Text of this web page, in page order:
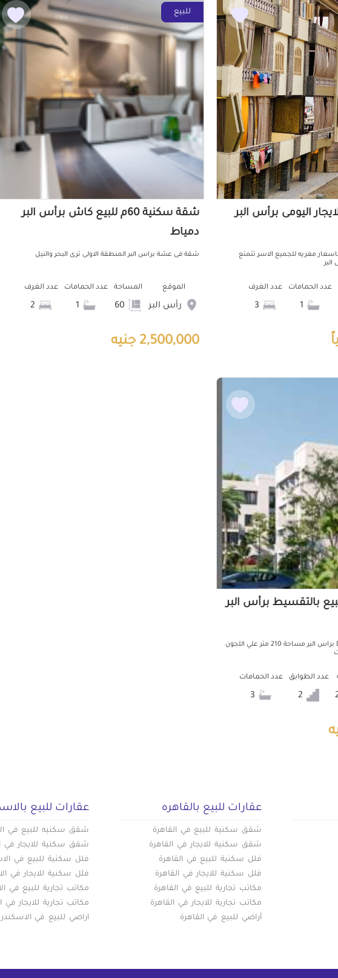
70م للايجار اليومى برأس البر
مغريه للجميع الاسر تتمتع
عدد الحمامات عدد الغرف
للبيع
شقة سكنية 60م للبيع كاش برأس البر
دمياط
شقة فى عشة براس البر المنطقة الاولى ترى البحر والنيل
الموقع
رأس البر
المساحة عدد الحمامات عدد الغرف
2,500,000 جنيه
210م للبيع بالتقسيط برأس البر
امتلك فيلا بكمبوند Doray BAY براس البر مساحة 210 متر علي اللجون
عدد الطوابق عدد الحمامات
عقارات للبيع بالقاهره
شقق سكنية للبيع في القاهرة
شقق سكنية للايجار في القاهرة
فلل سكنية للبيع في القاهرة
فلل سكنية للايجار في القاهرة
مكاتب تجارية للبيع في القاهرة
مكاتب تجارية للايجار في القاهرة
أراضي للبيع في القاهرة
عقارات للبيع
شقق سكنيه للبيع في
شقق سكنية للايجار في
فلل سكنية للبيع في
فلل سكنية للايجار في
مكاتب تجارية للبيع في
مكاتب تجارية للايجار في
اراضي للبيع في